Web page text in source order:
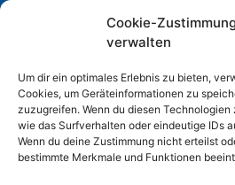
Cookie-
verwalten
Um dir ein optimales Erlebnis zu bieten,
Cookies, um Geräteinformationen zu
zuzugreifen. Wenn du diesen
wie das Surfverhalten oder eindeutige IDs
Wenn du deine Zustimmung nicht erteilst
bestimmte Merkmale und Funktionen
33102 Paderborn
Montags bis Donnerstags
6:30 Uhr – 17:30 Uhr
Freitags
6:30 Uhr – 16:00 Uhr